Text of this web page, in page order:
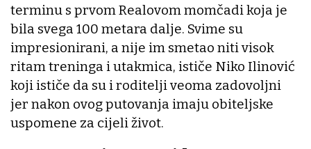
terminu s prvom Realovom momčadi koja je
bila svega 100 metara dalje. Svime su
impresionirani, a nije im smetao niti visok
ritam treninga i utakmica, ističe Niko Ilinović
koji ističe da su i roditelji veoma zadovoljni
jer nakon ovog putovanja imaju obiteljske
uspomene za cijeli život.